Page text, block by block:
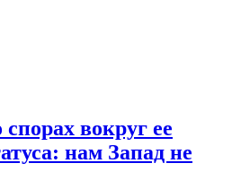
вокруг ее
нам Запад не